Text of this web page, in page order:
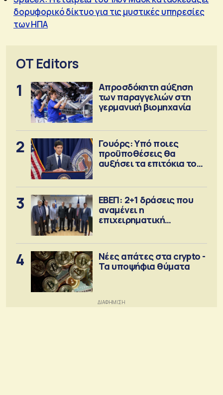
δορυφορικό δίκτυο για τις μυστικές υπηρεσίες
των ΗΠΑ
OT Editors
1
Απροσδόκητη αύξηση
των παραγγελιών στη
γερμανική βιομηχανία
2
Γουόρς: Υπό ποιες
προϋποθέσεις θα
αυξήσει τα επιτόκια τον
3
ΕΒΕΠ: 2+1 δράσεις που
αναμένει η
επιχειρηματική
4
Νέες απάτες στα crypto -
Τα υποψήφια θύματα